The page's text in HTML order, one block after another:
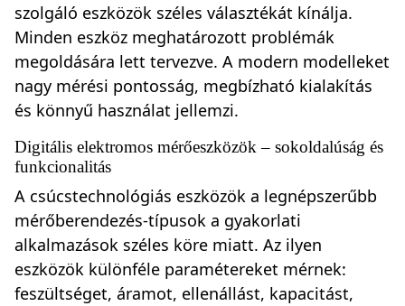
szolgáló eszközök széles választékát kínálja.
Minden eszköz meghatározott problémák
megoldására lett tervezve. A modern modelleket
nagy mérési pontosság, megbízható kialakítás
és könnyű használat jellemzi.
Digitális elektromos mérőeszközök – sokoldalúság és
funkcionalitás
A csúcstechnológiás eszközök a legnépszerűbb
mérőberendezés-típusok a gyakorlati
alkalmazások széles köre miatt. Az ilyen
eszközök különféle paramétereket mérnek:
feszültséget, áramot, ellenállást, kapacitást,